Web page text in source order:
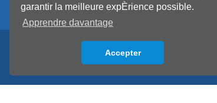
garantir la meilleure expÈrience possible.
Apprendre davantage
Accepter